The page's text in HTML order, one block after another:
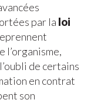
par la loi
l’organisme,
de certains
en contrat
son